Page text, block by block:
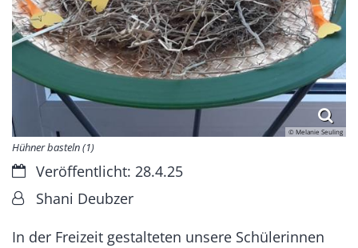
© Melanie Seuling
Hühner basteln (1)
Datum:Veröffentlicht: 28.4.25
Von:Shani Deubzer
In der Freizeit gestalteten unsere Schülerinnen